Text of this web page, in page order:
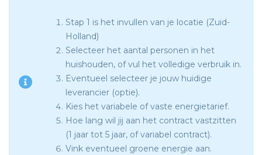
Stap 1 is het invullen van je locatie (Zuid-
Holland)
Selecteer het aantal personen in het
huishouden, of vul het volledige verbruik in.
Eventueel selecteer je jouw huidige
leverancier (optie).
Kies het variabele of vaste energietarief.
Hoe lang wil jij aan het contract vastzitten
(1 jaar tot 5 jaar, of variabel contract).
Vink eventueel groene energie aan.